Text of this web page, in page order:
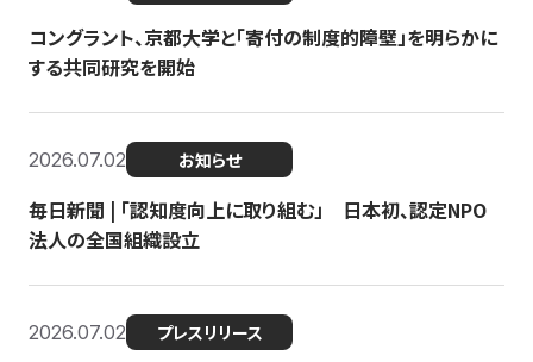
コングラント、京都大学と「寄付の制度的障壁」を明らかに
する共同研究を開始
2026.07.02 お知らせ
毎日新聞 | 「認知度向上に取り組む」 日本初、認定NPO
法人の全国組織設立
2026.07.02 プレスリリース